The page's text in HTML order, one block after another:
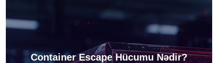
Container Escape Hücumu Nədir?